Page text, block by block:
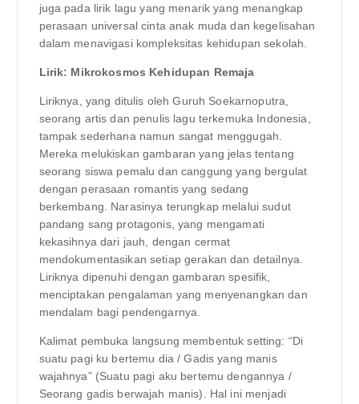
juga pada lirik lagu yang menarik yang menangkap
perasaan universal cinta anak muda dan kegelisahan
dalam menavigasi kompleksitas kehidupan sekolah.
Lirik: Mikrokosmos Kehidupan Remaja
Liriknya, yang ditulis oleh Guruh Soekarnoputra,
seorang artis dan penulis lagu terkemuka Indonesia,
tampak sederhana namun sangat menggugah.
Mereka melukiskan gambaran yang jelas tentang
seorang siswa pemalu dan canggung yang bergulat
dengan perasaan romantis yang sedang
berkembang. Narasinya terungkap melalui sudut
pandang sang protagonis, yang mengamati
kekasihnya dari jauh, dengan cermat
mendokumentasikan setiap gerakan dan detailnya.
Liriknya dipenuhi dengan gambaran spesifik,
menciptakan pengalaman yang menyenangkan dan
mendalam bagi pendengarnya.
Kalimat pembuka langsung membentuk setting: “Di
suatu pagi ku bertemu dia / Gadis yang manis
wajahnya” (Suatu pagi aku bertemu dengannya /
Seorang gadis berwajah manis). Hal ini menjadi